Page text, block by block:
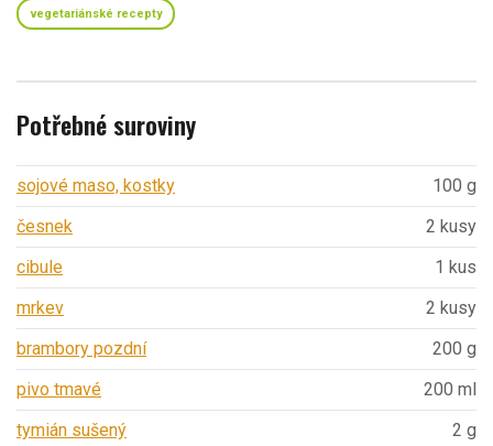
vegetariánské recepty
Potřebné suroviny
sojové maso, kostky
100 g
česnek
2 kusy
cibule
1 kus
mrkev
2 kusy
brambory pozdní
200 g
pivo tmavé
200 ml
tymián sušený
2 g